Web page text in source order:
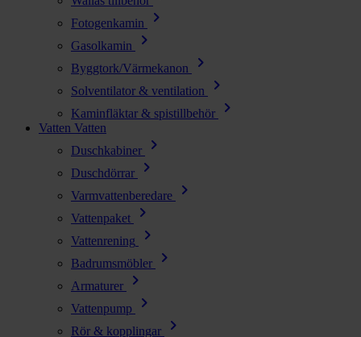
Fotogenkamin chevron_right
Gasolkamin chevron_right
Byggtork/Värmekanon chevron_right
Solventilator & ventilation chevron_right
Kaminfläktar & spistillbehör chevron_right
Vatten Vatten
Duschkabiner
chevron_right
Duschdörrar chevron_right
Varmvattenberedare chevron_right
Vattenpaket chevron_right
Vattenrening chevron_right
Badrumsmöbler chevron_right
Armaturer chevron_right
Vattenpump chevron_right
Rör & kopplingar chevron_right